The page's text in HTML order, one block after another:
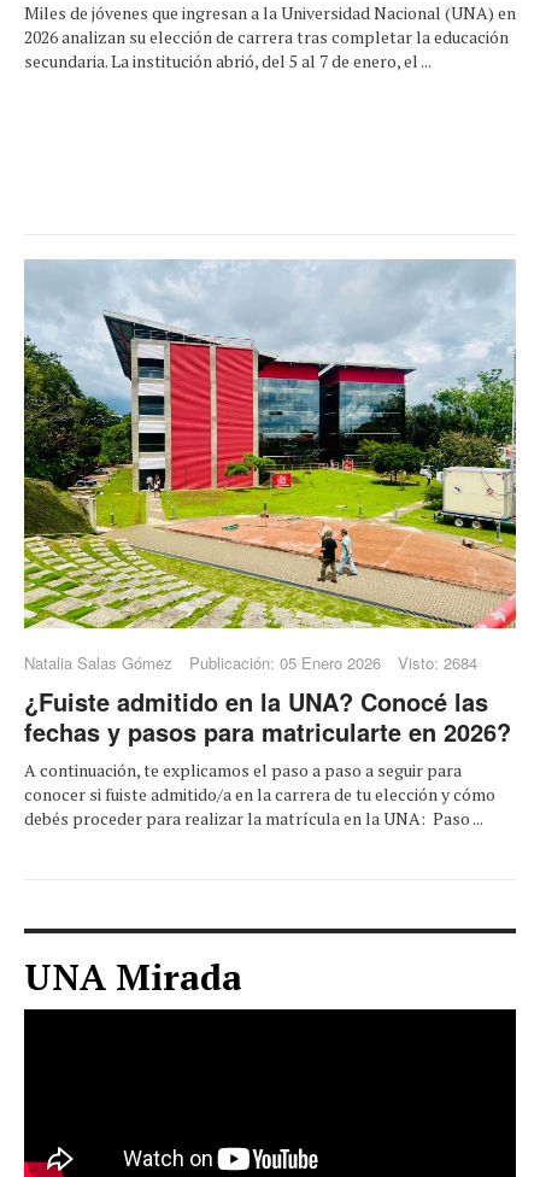
Miles de jóvenes que ingresan a la Universidad Nacional (UNA) en
2026 analizan su elección de carrera tras completar la educación
secundaria. La institución abrió, del 5 al 7 de enero, el ...
Natalia Salas Gómez Publicación: 05 Enero 2026 Visto: 2684
¿Fuiste admitido en la UNA? Conocé las
fechas y pasos para matricularte en 2026?
A continuación, te explicamos el paso a paso a seguir para
conocer si fuiste admitido/a en la carrera de tu elección y cómo
debés proceder para realizar la matrícula en la UNA: Paso ...
UNA Mirada